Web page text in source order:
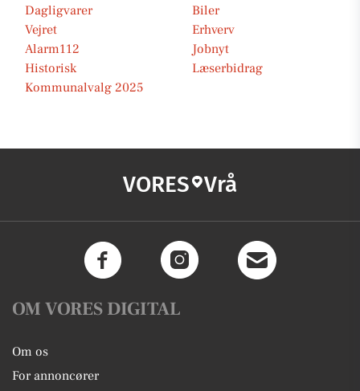
Dagligvarer
Biler
Vejret
Erhverv
Alarm112
Jobnyt
Historisk
Læserbidrag
Kommunalvalg 2025
VORES Vrå
OM VORES DIGITAL
Om os
For annoncører